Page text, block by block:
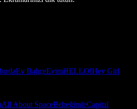
Ev BahçeEvimHELLO!Hey Girl
All About SpaceBebeğimleCapital